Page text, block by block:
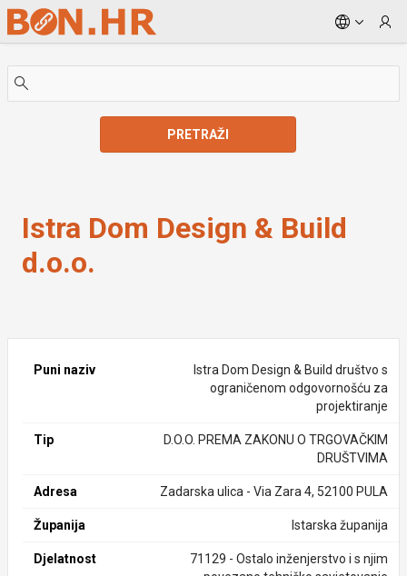
Skip to Main Content
PRETRAŽI
Istra Dom Design & Build
d.o.o.
Puni naziv
Istra Dom Design & Build društvo s
ograničenom odgovornošću za
projektiranje
Tip
D.O.O. PREMA ZAKONU O TRGOVAČKIM
DRUŠTVIMA
Adresa Zadarska ulica - Via Zara 4, 52100 PULA
Županija Istarska županija
Djelatnost
71129 - Ostalo inženjerstvo i s njim